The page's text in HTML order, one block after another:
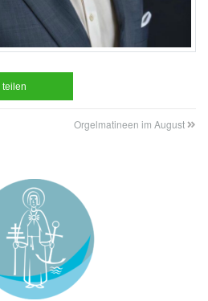
teilen
Orgelmatineen im August